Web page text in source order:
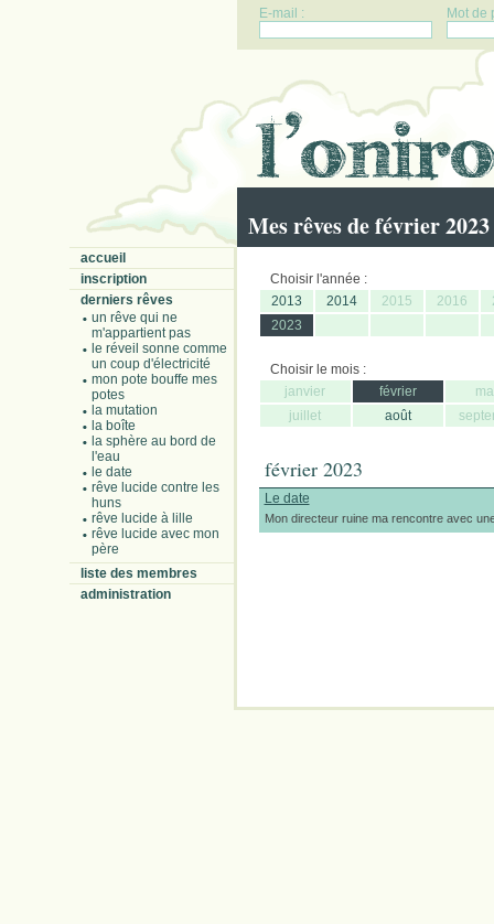
E-mail : Mot de
Mes rêves de février 2023
accueil
inscription
derniers rêves
un rêve qui ne
m'appartient pas
le réveil sonne comme
un coup d'électricité
mon pote bouffe mes
potes
la mutation
la boîte
la sphère au bord de
l'eau
le date
rêve lucide contre les
huns
rêve lucide à lille
rêve lucide avec mon
père
liste des membres
administration
Choisir l'année :
2013
2014 2015 2016
2023
Choisir le mois :
janvier
février
juillet
août
février 2023
Le date
Mon directeur ruine ma rencontre avec